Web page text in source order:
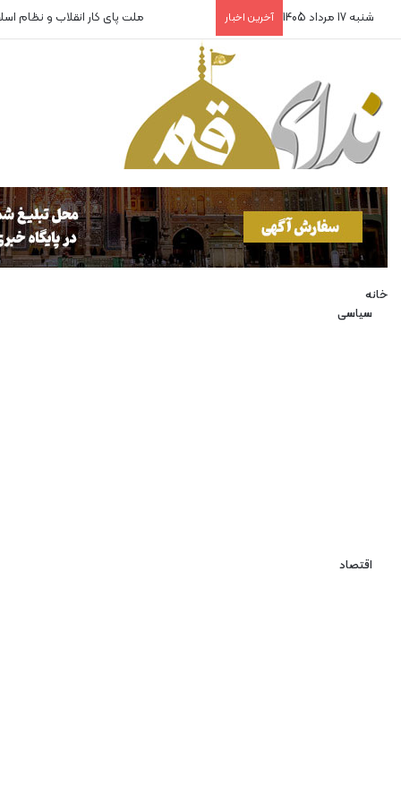
شنبه 17 مرداد 1405 آخرین اخبار ملت پای کار انقلاب و نظام
خانه
سیاسی
اقتصاد